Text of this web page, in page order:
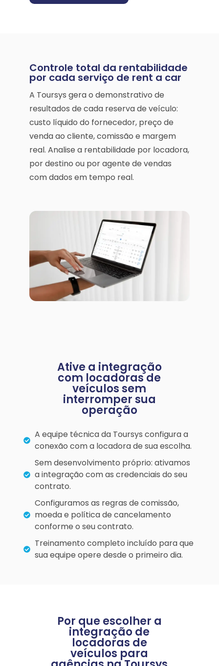
Controle total da rentabilidade
por cada serviço de rent a car
A Toursys gera o demonstrativo de
resultados de cada reserva de veículo:
custo líquido do fornecedor, preço de
venda ao cliente, comissão e margem
real. Analise a rentabilidade por locadora,
por destino ou por agente de vendas
com dados em tempo real.
Ative a integração
com locadoras de
veículos sem
interromper sua
operação
A equipe técnica da Toursys configura a
conexão com a locadora de sua escolha.
Sem desenvolvimento próprio: ativamos
a integração com as credenciais do seu
contrato.
Configuramos as regras de comissão,
moeda e política de cancelamento
conforme o seu contrato.
Treinamento completo incluído para que
sua equipe opere desde o primeiro dia.
Por que escolher a
integração de
locadoras de
veículos para